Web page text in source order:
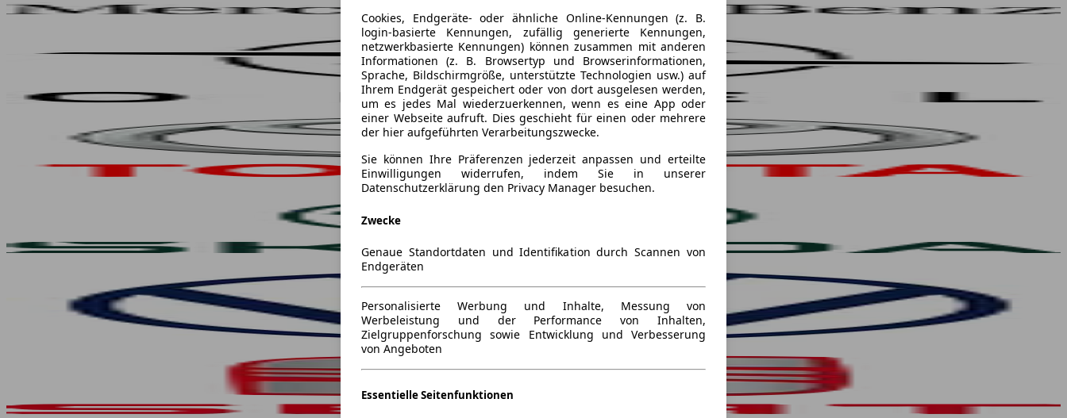
Cookies, Endgeräte- oder ähnliche Online-Kennungen (z. B.
login-basierte Kennungen, zufällig generierte Kennungen,
netzwerkbasierte Kennungen) können zusammen mit anderen
Informationen (z. B. Browsertyp und Browserinformationen,
Sprache, Bildschirmgröße, unterstützte Technologien usw.) auf
Ihrem Endgerät gespeichert oder von dort ausgelesen werden,
um es jedes Mal wiederzuerkennen, wenn es eine App oder
einer Webseite aufruft. Dies geschieht für einen oder mehrere
der hier aufgeführten Verarbeitungszwecke.
Sie können Ihre Präferenzen jederzeit anpassen und erteilte
Einwilligungen widerrufen, indem Sie in unserer
Datenschutzerklärung den Privacy Manager besuchen.
Zwecke
Genaue Standortdaten und Identifikation durch Scannen von
Endgeräten
Personalisierte Werbung und Inhalte, Messung von
Werbeleistung und der Performance von Inhalten,
Zielgruppenforschung sowie Entwicklung und Verbesserung
von Angeboten
Essentielle Seitenfunktionen